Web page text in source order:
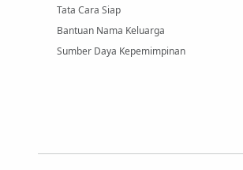
Tata Cara Siap
Bantuan Nama Keluarga
Sumber Daya Kepemimpinan